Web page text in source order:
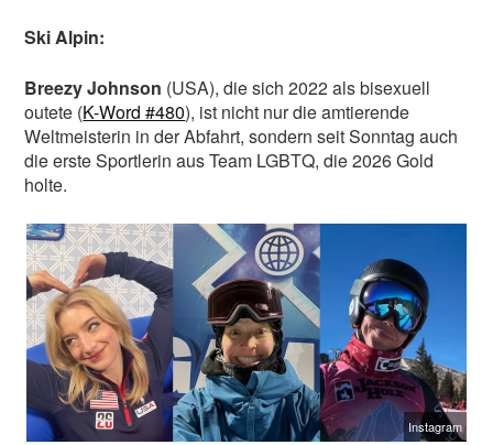
Ski Alpin:
Breezy Johnson (USA), die sich 2022 als bisexuell
outete (K-Word #480), ist nicht nur die amtierende
Weltmeisterin in der Abfahrt, sondern seit Sonntag auch
die erste Sportlerin aus Team LGBTQ, die 2026 Gold
holte.
Instagram